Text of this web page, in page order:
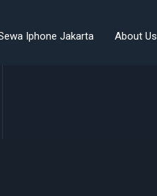
Iphone Jakarta About Us